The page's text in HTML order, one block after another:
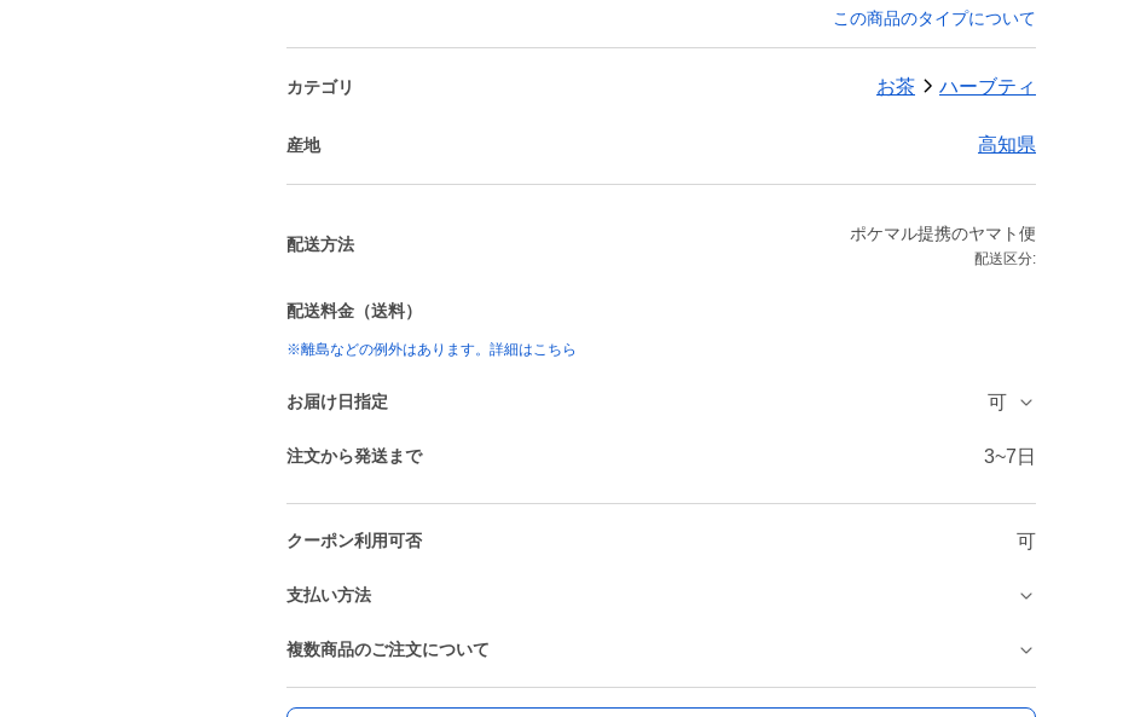
この商品のタイプについて
カテゴリ お茶 ハーブティ
産地 高知県
配送方法
ポケマル提携のヤマト便
配送区分:
配送料金（送料）
※離島などの例外はあります。詳細はこちら
お届け日指定 可
注文から発送まで 3~7日
クーポン利用可否 可
支払い方法
複数商品のご注文について